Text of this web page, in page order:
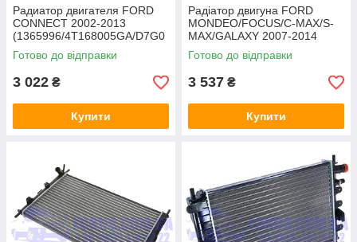
Радиатор двигателя FORD
CONNECT 2002-2013
(1365996/4T168005GA/D7G0
33TT) THERMOTEC
Готово до відправки
3 022 ₴
Купити
Радіатор двигуна FORD
MONDEO/FOCUS/C-MAX/S-
MAX/GALAXY 2007-2014
(1762395/6G918005DD/D7G0
36TT) THERMOTEC
Готово до відправки
3 537 ₴
Купити